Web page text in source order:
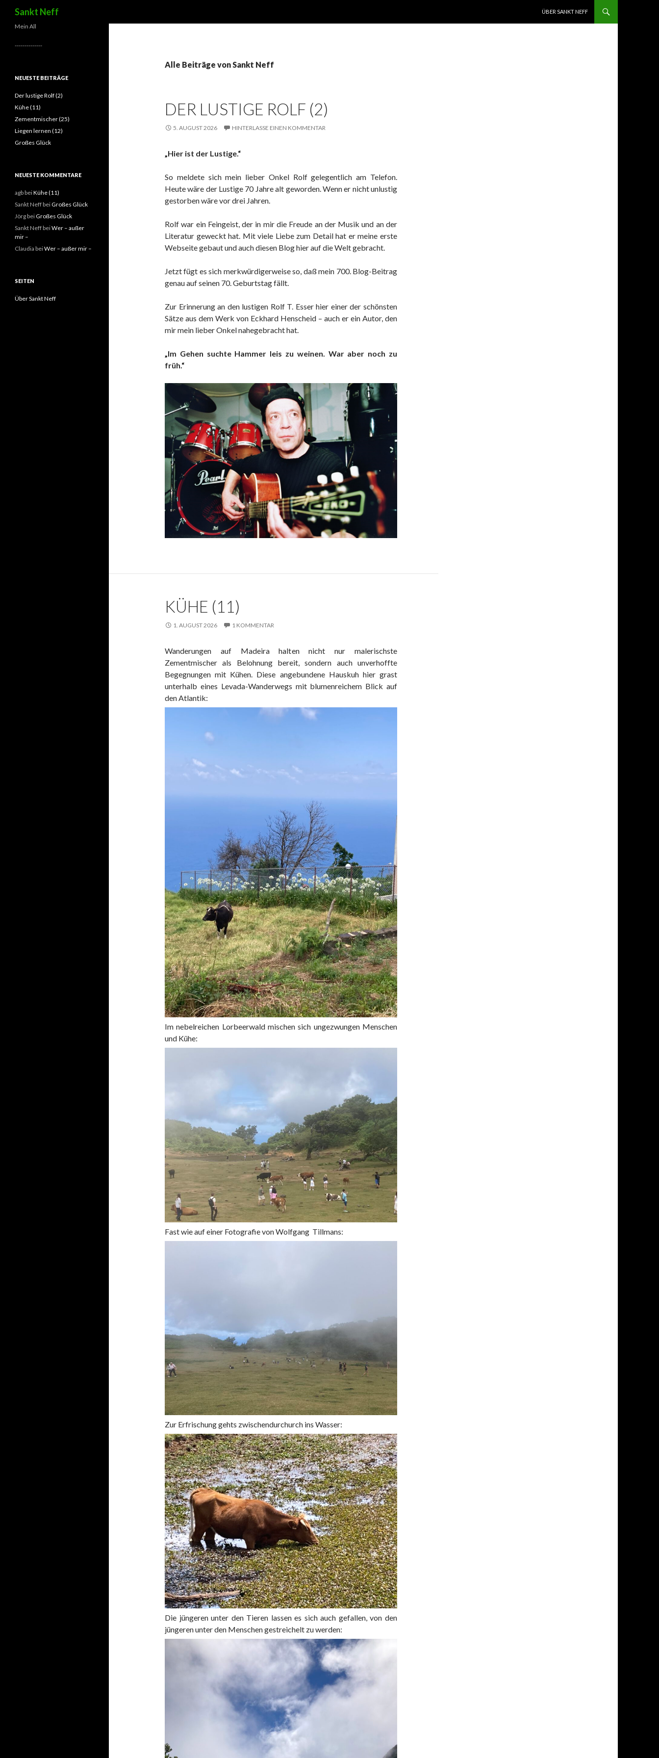
Sankt Neff
ÜBER SANKT NEFF
Alle Beiträge von Sankt Neff
DER LUSTIGE ROLF (2)
5. AUGUST 2026 HINTERLASSE EINEN KOMMENTAR
„Hier ist der Lustige.“
So meldete sich mein lieber Onkel Rolf gelegentlich am Telefon.
Heute wäre der Lustige 70 Jahre alt geworden. Wenn er nicht unlustig
gestorben wäre vor drei Jahren.
Rolf war ein Feingeist, der in mir die Freude an der Musik und an der
Literatur geweckt hat. Mit viele Liebe zum Detail hat er meine erste
Webseite gebaut und auch diesen Blog hier auf die Welt gebracht.
Jetzt fügt es sich merkwürdigerweise so, daß mein 700. Blog-Beitrag
genau auf seinen 70. Geburtstag fällt.
Zur Erinnerung an den lustigen Rolf T. Esser hier einer der schönsten
Sätze aus dem Werk von Eckhard Henscheid – auch er ein Autor, den
mir mein lieber Onkel nahegebracht hat.
„Im Gehen suchte Hammer leis zu weinen. War aber noch zu
früh.“
KÜHE (11)
1. AUGUST 2026 1 KOMMENTAR
Wanderungen auf Madeira halten nicht nur malerischste
Zementmischer als Belohnung bereit, sondern auch unverhoffte
Begegnungen mit Kühen. Diese angebundene Hauskuh hier grast
unterhalb eines Levada-Wanderwegs mit blumenreichem Blick auf
den Atlantik:
Im nebelreichen Lorbeerwald mischen sich ungezwungen Menschen
und Kühe:
Fast wie auf einer Fotografie von Wolfgang Tillmans:
Zur Erfrischung gehts zwischendurchurch ins Wasser:
Die jüngeren unter den Tieren lassen es sich auch gefallen, von den
jüngeren unter den Menschen gestreichelt zu werden:
Mein All
--------------
NEUESTE BEITRÄGE
Der lustige Rolf (2)
Kühe (11)
Zementmischer (25)
Liegen lernen (12)
Großes Glück
NEUESTE KOMMENTARE
agbbeiKühe (11)
Sankt NeffbeiGroßes Glück
JörgbeiGroßes Glück
Sankt NeffbeiWer – außer
mir –
Claudia beiWer – außer mir –
SEITEN
Über Sankt Neff